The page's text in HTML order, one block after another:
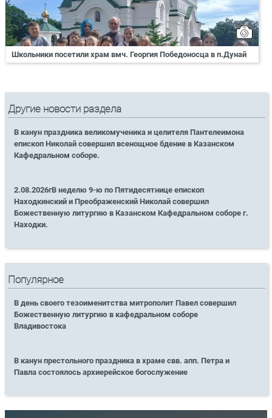
Школьники посетили храм вмч. Георгия Победоносца в п.Дунай
Другие новости раздела
В канун праздника великомученика и целителя Пантелеимона
епископ Николай совершил всенощное бдение в Казанском
Кафедральном соборе.
2.08.2026гВ неделю 9-ю по Пятидесятнице епископ
Находкинский и Преображенский Николай совершил
Божественную литургию в Казанском Кафедральном соборе г.
Находки.
Популярное
В день своего тезоименитства митрополит Павел совершил
Божественную литургию в кафедральном соборе
Владивостока
В канун престольного праздника в храме свв. апп. Петра и
Павла состоялось архиерейское богослужение